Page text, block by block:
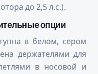
до 2,5 л.с.).
опции
в белом, сером
держателями для
в носовой и